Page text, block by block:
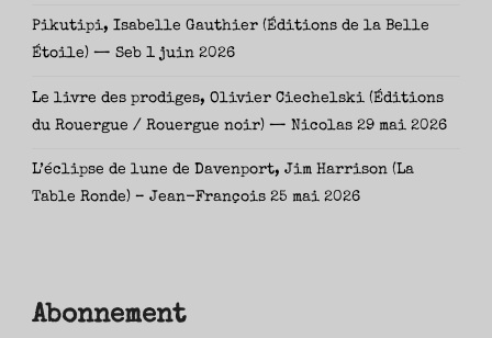
Pikutipi, Isabelle Gauthier (Éditions de la Belle
Étoile) — Seb 1 juin 2026
Le livre des prodiges, Olivier Ciechelski (Éditions
du Rouergue / Rouergue noir) — Nicolas 29 mai 2026
L’éclipse de lune de Davenport, Jim Harrison (La
Table Ronde) – Jean-François 25 mai 2026
Abonnement